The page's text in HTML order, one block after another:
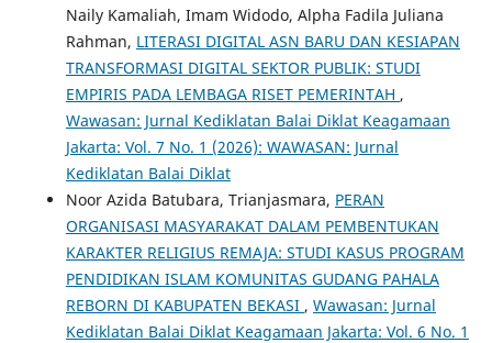
Naily Kamaliah, Imam Widodo, Alpha Fadila Juliana
Rahman, LITERASI DIGITAL ASN BARU DAN KESIAPAN
TRANSFORMASI DIGITAL SEKTOR PUBLIK: STUDI
EMPIRIS PADA LEMBAGA RISET PEMERINTAH ,
Wawasan: Jurnal Kediklatan Balai Diklat Keagamaan
Jakarta: Vol. 7 No. 1 (2026): WAWASAN: Jurnal
Kediklatan Balai Diklat
Noor Azida Batubara, Trianjasmara, PERAN
ORGANISASI MASYARAKAT DALAM PEMBENTUKAN
KARAKTER RELIGIUS REMAJA: STUDI KASUS PROGRAM
PENDIDIKAN ISLAM KOMUNITAS GUDANG PAHALA
REBORN DI KABUPATEN BEKASI , Wawasan: Jurnal
Kediklatan Balai Diklat Keagamaan Jakarta: Vol. 6 No. 1